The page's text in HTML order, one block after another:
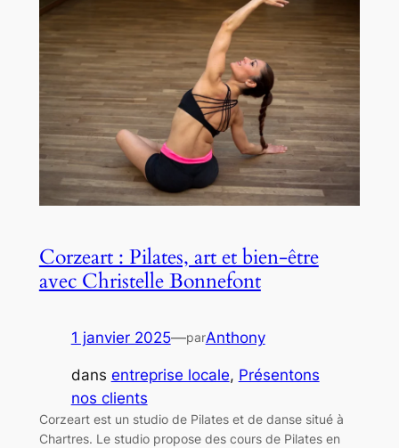
Corzeart : Pilates, art et bien-être
avec Christelle Bonnefont
1 janvier 2025—parAnthony
dans entreprise locale, Présentons
nos clients
Corzeart est un studio de Pilates et de danse situé à
Chartres. Le studio propose des cours de Pilates en